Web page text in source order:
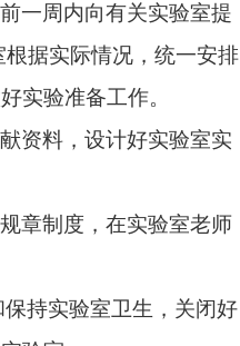
一周内向有关实验室提
据实际情况，统一安排
实验准备工作。
资料，设计好实验室实
章制度，在实验室老师
持实验室卫生，关闭好